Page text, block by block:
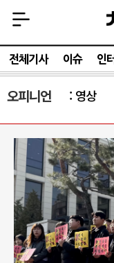
전체기사 이슈 인
오피니언 영상